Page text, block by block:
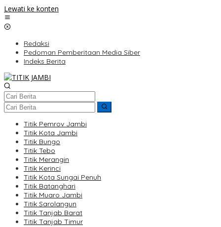
Lewati ke konten
Redaksi
Pedoman Pemberitaan Media Siber
Indeks Berita
Titik Pemrov Jambi
Titik Kota Jambi
Titik Bungo
Titik Tebo
Titik Merangin
Titik Kerinci
Titik Kota Sungai Penuh
Titik Batanghari
Titik Muaro Jambi
Titik Sarolangun
Titik Tanjab Barat
Titik Tanjab Timur